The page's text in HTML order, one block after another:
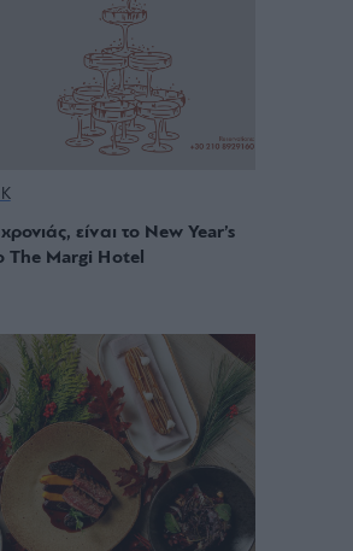
είναι το New Year’s
The Margi Hotel